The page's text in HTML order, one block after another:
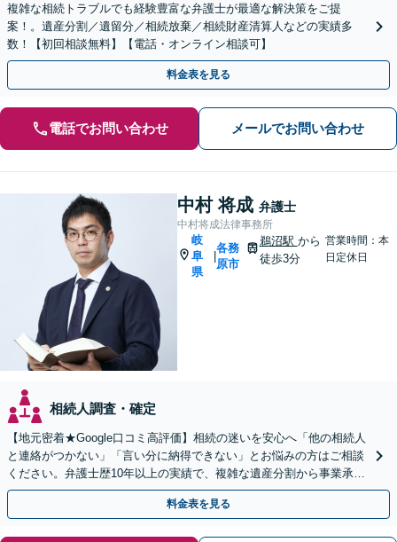
複雑な相続トラブルでも経験豊富な弁護士が最適な解決策をご提
案！。遺産分割／遺留分／相続放棄／相続財産清算人などの実績多
数！【初回相談無料】【電話・オンライン相談可】
料金表を見る
電話でお問い合わせ メールでお問い合わせ
中村 将成 弁護士
中村将成法律事務所
岐
阜
県
各務
原市
鵜沼駅 から
徒歩3分
営業時間：本
日定休日
相続人調査・確定
【地元密着★Google口コミ高評価】相続の迷いを安心へ「他の相続人
と連絡がつかない」「言い分に納得できない」とお悩みの方はご相談
ください。弁護士歴10年以上の実績で、複雑な遺産分割から事業承継
まで幅広く対応【休日・夜間相談可｜駐車場あり】
料金表を見る